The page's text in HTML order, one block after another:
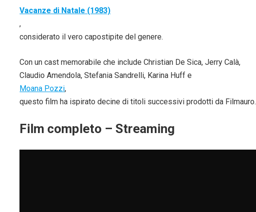
Vacanze di Natale (1983)
,
considerato il vero capostipite del genere.
Con un cast memorabile che include Christian De Sica, Jerry Calà,
Claudio Amendola, Stefania Sandrelli, Karina Huff e
Moana Pozzi,
questo film ha ispirato decine di titoli successivi prodotti da Filmauro.
Film completo – Streaming